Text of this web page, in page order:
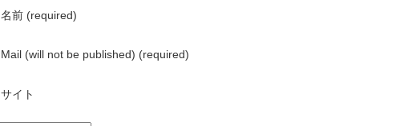
名前 (required)
Mail (will not be published) (required)
サイト